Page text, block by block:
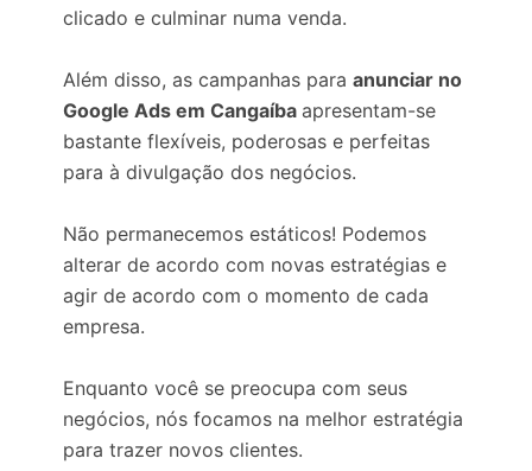
clicado e culminar numa venda.
Além disso, as campanhas para anunciar no
Google Ads em Cangaíba apresentam-se
bastante flexíveis, poderosas e perfeitas
para à divulgação dos negócios.
Não permanecemos estáticos! Podemos
alterar de acordo com novas estratégias e
agir de acordo com o momento de cada
empresa.
Enquanto você se preocupa com seus
negócios, nós focamos na melhor estratégia
para trazer novos clientes.